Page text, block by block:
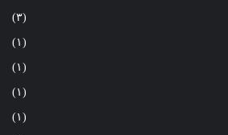
(٣)
(١)
(١)
(١)
(١)